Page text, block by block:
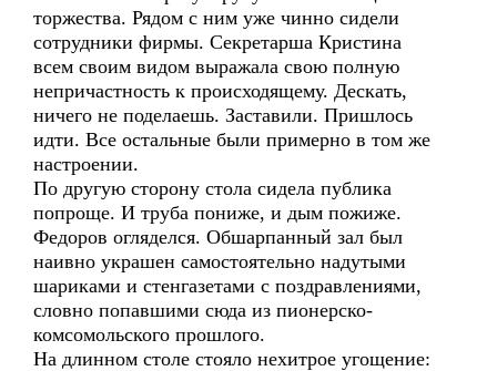
торжества. Рядом с ним уже чинно сидели
сотрудники фирмы. Секретарша Кристина
всем своим видом выражала свою полную
непричастность к происходящему. Дескать,
ничего не поделаешь. Заставили. Пришлось
идти. Все остальные были примерно в том же
настроении.
По другую сторону стола сидела публика
попроще. И труба пониже, и дым пожиже.
Федоров огляделся. Обшарпанный зал был
наивно украшен самостоятельно надутыми
шариками и стенгазетами с поздравлениями,
словно попавшими сюда из пионерско-
комсомольского прошлого.
На длинном столе стояло нехитрое угощение: